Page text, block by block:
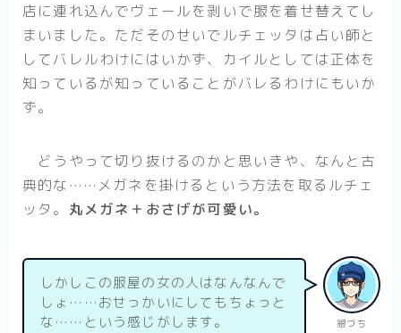
店に連れ込んでヴェールを剥いで服を着せ替えてし
まいました。ただそのせいでルチェッタは占い師と
してバレルわけにはいかず、カイルとしては正体を
知っているが知っていることがバレるわけにもいか
ず。
どうやって切り抜けるのかと思いきや、なんと古
典的な……メガネを掛けるという方法を取るルチェ
ッタ。 丸メガネ＋おさげが可愛い。
銀づち
しかしこの服屋の女の人はなんなんで
しょ……おせっかいにしてもちょっと
な……という感じがします。